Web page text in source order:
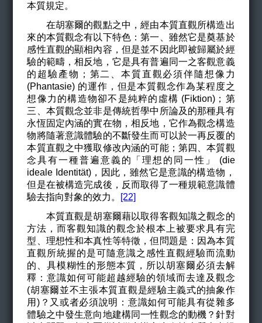
本質規定。
在胡塞爾的觀點之中，經由本質直觀所構造出
來的本質觀念有以下特色：第一、雖然它是奠基於
感性直觀的顯相內容，但是並不因此即被歸屬於經
驗的範疇，相反地，它是具有普遍同一之客觀意義
的超驗產物；第二、本質直觀必須伴隨想像力
(Phantasie) 的運作，但是本質觀念作為某程度之
想像力的構造物卻不是純粹的虛構 (Fiktion)；第
三、本質觀念並非是傳統哲學中所論及的那種具有
永恆固定內涵的實在物，相反地，它作為觀念構造
物將隨著意識體驗的不斷發生而可以於一再反覆的
本質直觀之中獲取修改內涵的可能；第四、本質觀
念具有一種普遍意義的「理想的同一性」 (die
ideale Identität)，因此，雖然它是意識的構造物，
但是在被構造完成後，反而取得了一種規範意識體
驗去指向對象的效力。 [22]
本質直觀是胡塞爾藉以取得客觀知識之觀念的
方法，而客觀知識的觀念於根本上被要求具有完
型、理想性和本真性等特徵，但問題是：因為本質
直觀所統握的是可隨意識之感性直觀經驗而流動
的、具模糊性的形態本質，所以胡塞爾必須去解
釋：意識如何可能超越經驗的領域而去達及觀念
(胡塞爾並不主張本質直觀是經驗主義式的抽象作
用)？又或者必須說明：意識如何可能具有從雜多
體驗之中發生意向地建構同一性觀念的動機？針對